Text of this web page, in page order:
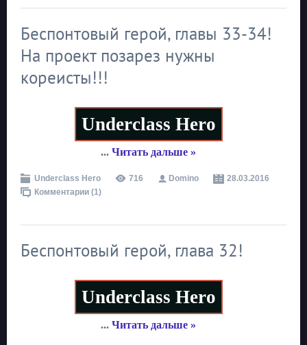
Беспонтовый герой, главы 33-34!
На проект позарез нужны
кореисты!!!
Underclass Hero
... Читать дальше »
Underclass Hero 716 Domino
28.03.2016
Комментарии (1)
Беспонтовый герой, глава 32!
Underclass Hero
... Читать дальше »